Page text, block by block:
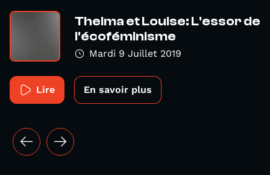
Thelma et Louise: L'essor de
l'écoféminisme
Mardi 9 Juillet 2019
Lire En savoir plus